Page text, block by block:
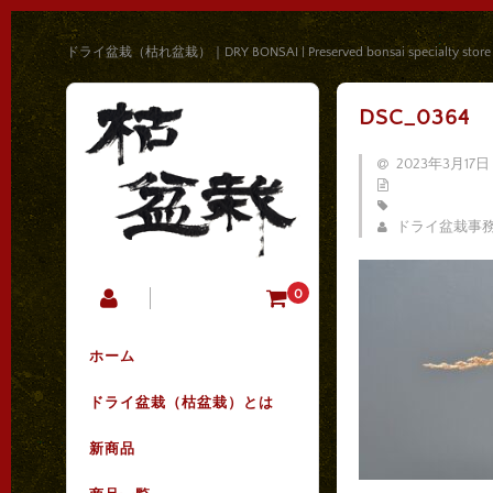
ドライ盆栽（枯れ盆栽）｜DRY BONSAI | Preserved bonsai specialty store
0
ホーム
ドライ盆栽（枯盆栽）とは
新商品
DSC_0364
2023年3月17日
ドライ盆栽事